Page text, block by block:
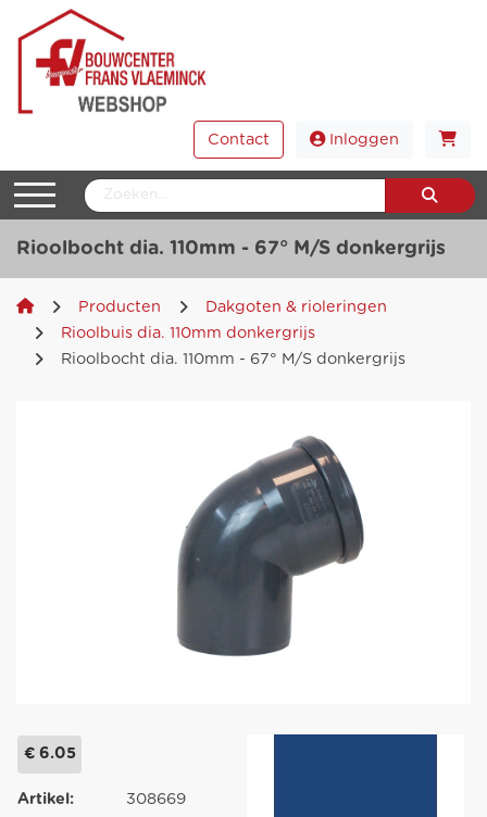
Contact Inloggen
Rioolbocht dia. 110mm - 67° M/S donkergrijs
Producten
Dakgoten & rioleringen
Rioolbuis dia. 110mm donkergrijs
Rioolbocht dia. 110mm - 67° M/S donkergrijs
€ 6.05
Artikel:
308669